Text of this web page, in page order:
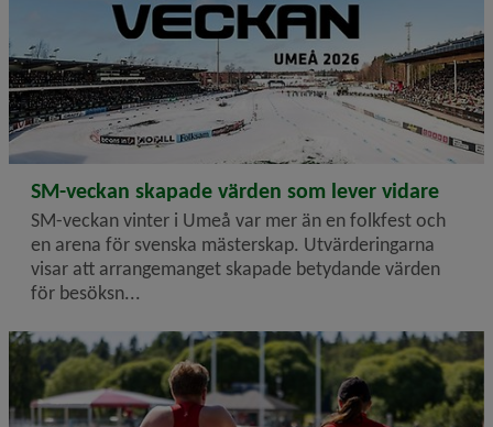
2026-06-25
SM-veckan skapade värden som lever vidare
SM-veckan vinter i Umeå var mer än en folkfest och
en arena för svenska mästerskap. Utvärderingarna
visar att arrangemanget skapade betydande värden
för besöksn...